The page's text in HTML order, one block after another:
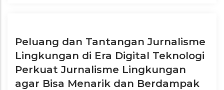
Peluang dan Tantangan Jurnalisme
Lingkungan di Era Digital Teknologi
Perkuat Jurnalisme Lingkungan
agar Bisa Menarik dan Berdampak